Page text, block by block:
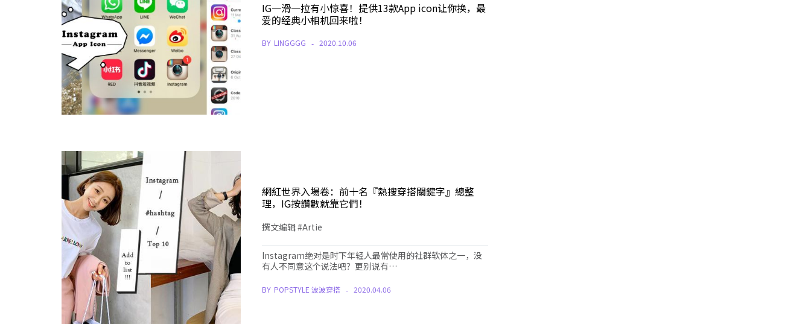
IG一滑一拉有小惊喜！提供13款App icon让你换，最
爱的经典小相机回来啦！
BY LINGGGG 2020.10.06
網紅世界入場卷：前十名『熱搜穿搭關鍵字』總整
理，IG按讚數就靠它們！
撰文编辑 #Artie
Instagram绝对是时下年轻人最常使用的社群软体之一，没
有人不同意这个说法吧？更别说有…
BY POPSTYLE 波波穿搭 2020.04.06